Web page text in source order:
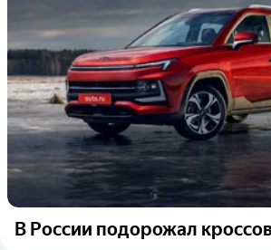
В России подорожал